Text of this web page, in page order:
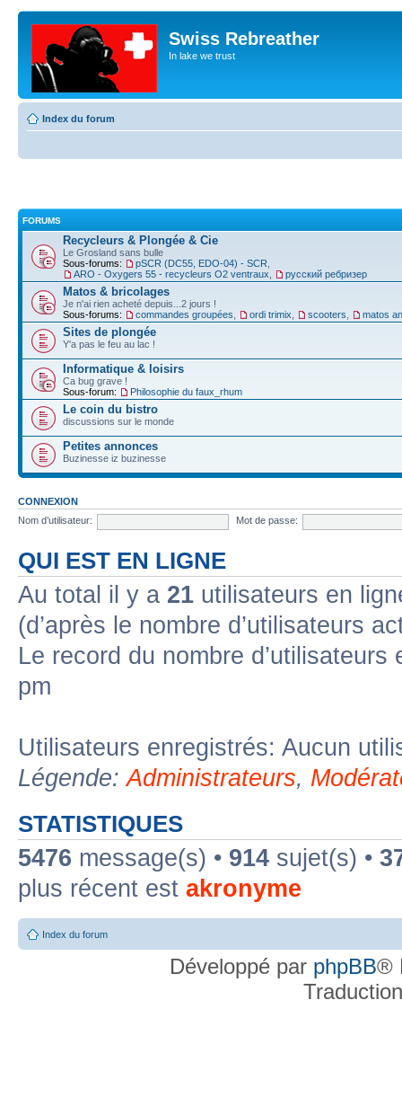
Swiss Rebreather
In lake we trust
Index du forum
FORUMS
Recycleurs & Plongée & Cie
Le Grosland sans bulle
Sous-forums:
pSCR (DC55, EDO-04) - SCR
ARO - Oxygers 55 - recycleurs O2 ventraux
русский ребризер
Matos & bricolages
Je n'ai rien acheté depuis...2 jours !
Sous-forums:
commandes groupées ordi trimix scooters matos
Sites de plongée
Y'a pas le feu au lac !
Informatique & loisirs
Ca bug grave !
Sous-forum:
Philosophie du faux_rhum
Le coin du bistro
discussions sur le monde
Petites annonces
Buzinesse iz buzinesse
CONNEXION
Nom d’utilisateur:
Mot de passe:
QUI EST EN LIGNE
Au total il y a 21 utilisateurs en
(d’après le nombre d’utilisateurs
Le record du nombre
pm
Utilisateurs enregistrés: Aucun
Légende:Administrateurs,
STATISTIQUES
5476 message(s) • 914 sujet(s) •
plus récent est akronyme
Index du forum
Développé par phpBB®